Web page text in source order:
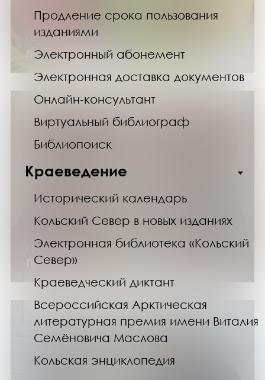
Продление срока пользования
изданиями
Электронный абонемент
Электронная доставка документов
Онлайн-консультант
Виртуальный библиограф
Библиопоиск
Краеведение
Исторический календарь
Кольский Север в новых изданиях
Электронная библиотека «Кольский
Север»
Краеведческий диктант
Всероссийская Арктическая
литературная премия имени Виталия
Семёновича Маслова
Кольская энциклопедия
с 1 июля по 31 августа 2026 года
Лето на вашей тарелке
с 1 июля по 31 августа 2026 года
Петр и Феврония – святые для семьи